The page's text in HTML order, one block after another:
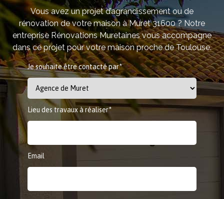
Vous avez un projet d’agrandissement ou de
rénovation de votre maison à Muret 31600 ? Notre
entreprise Rénovations Muretaines vous accompagne
dans ce projet pour votre maison proche de Toulouse.
Je souhaite être contacté par*
Lieu des travaux à réaliser*
Email